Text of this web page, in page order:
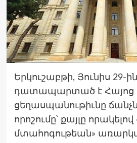
Երկուշաբթի, Յունիս 29-
դատապարտած է Հայոց
ցեղասպանութիւնը
որոշումը՝ քայլը որակելով
մտահոգութեան»